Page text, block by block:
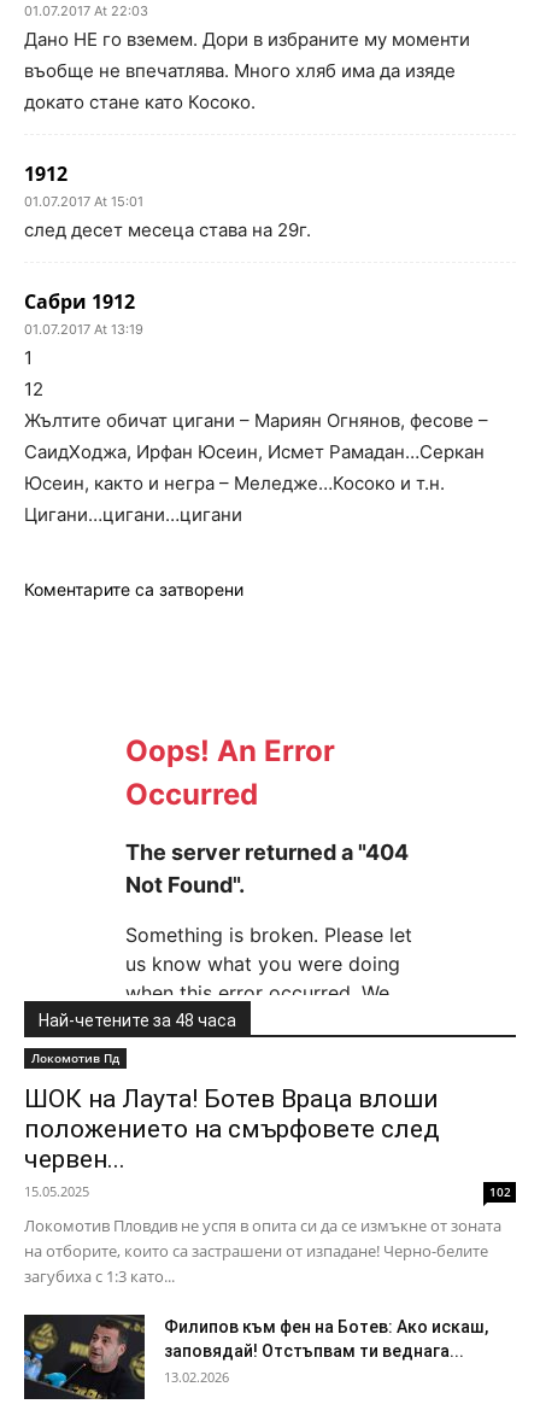
01.07.2017 At 22:03
Дано НЕ го вземем. Дори в избраните му моменти
въобще не впечатлява. Много хляб има да изяде
докато стане като Косоко.
1912
01.07.2017 At 15:01
след десет месеца става на 29г.
Сабри 1912
01.07.2017 At 13:19
1
12
Жълтите обичат цигани – Мариян Огнянов, фесове –
СаидХоджа, Ирфан Юсеин, Исмет Рамадан…Серкан
Юсеин, както и негра – Меледже…Косоко и т.н.
Цигани…цигани…цигани
Коментарите са затворени
Най-четените за 48 часа
Локомотив Пд
ШОК на Лаута! Ботев Враца влоши
положението на смърфовете след
червен...
15.05.2025 102
Локомотив Пловдив не успя в опита си да се измъкне от зоната
на отборите, които са застрашени от изпадане! Черно-белите
загубиха с 1:3 като...
Филипов към фен на Ботев: Ако искаш,
заповядай! Отстъпвам ти веднага...
13.02.2026